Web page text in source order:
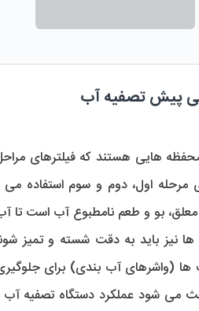
پیش تصفیه آب
بو و طعم نامطبوع آب است تا